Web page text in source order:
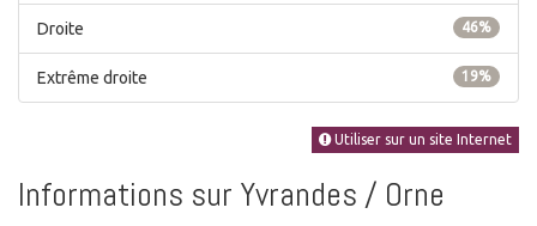
46%
Droite
19%
Extrême droite
Utiliser sur un site Internet
Informations sur Yvrandes / Orne